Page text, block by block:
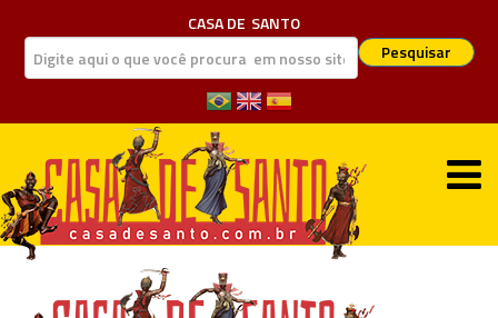
CASA DE SANTO
Pesquisar